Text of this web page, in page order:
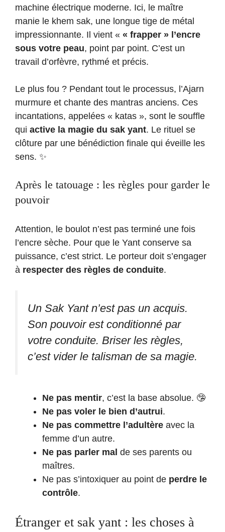
machine électrique moderne. Ici, le maître
manie le khem sak, une longue tige de métal
impressionnante. Il vient « « frapper » l’encre
sous votre peau, point par point. C’est un
travail d’orfèvre, rythmé et précis.
Le plus fou ? Pendant tout le processus, l’Ajarn
murmure et chante des mantras anciens. Ces
incantations, appelées « katas », sont le souffle
qui active la magie du sak yant. Le rituel se
clôture par une bénédiction finale qui éveille les
sens. ✨
Après le tatouage : les règles pour garder le
pouvoir
Attention, le boulot n’est pas terminé une fois
l’encre sèche. Pour que le Yant conserve sa
puissance, c’est strict. Le porteur doit s’engager
à respecter des règles de conduite.
Un Sak Yant n’est pas un acquis.
Son pouvoir est conditionné par
votre conduite. Briser les règles,
c’est vider le talisman de sa magie.
Ne pas mentir, c’est la base absolue. 🤥
Ne pas voler le bien d’autrui.
Ne pas commettre l’adultère avec la
femme d’un autre.
Ne pas parler mal de ses parents ou
maîtres.
Ne pas s’intoxiquer au point de perdre le
contrôle.
Étranger et sak yant : les choses à